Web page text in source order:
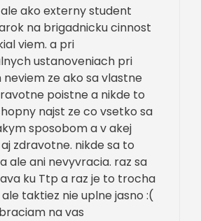
ako externy student
na brigadnicku cinnost
viem. a pri
ustanoveniach pri
ze ako sa vlastne
poistne a nikde to
najst ze co vsetko sa
sposobom a v akej
zdravotne. nikde sa to
ale ani nevyvracia. raz sa
ku Ttp a raz je to trocha
taktiez nie uplne jasno :(
na vas